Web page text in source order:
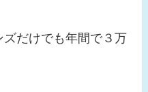
ズだけでも年間で３万